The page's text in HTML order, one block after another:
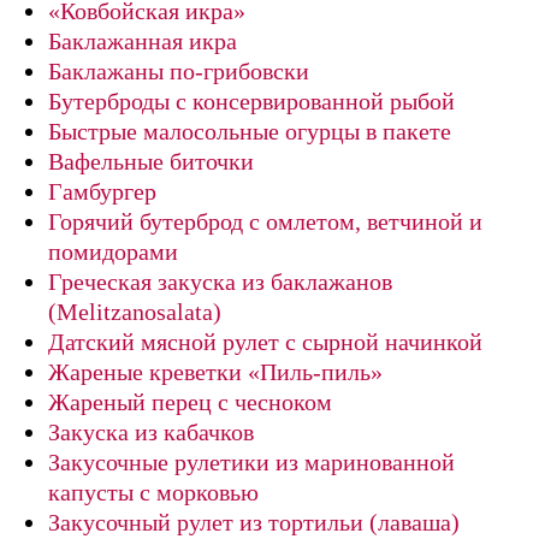
«Ковбойская икра»
Баклажанная икра
Баклажаны по-грибовски
Бутерброды с консервированной рыбой
Быстрые малосольные огурцы в пакете
Вафельные биточки
Гамбургер
Горячий бутерброд с омлетом, ветчиной и
помидорами
Греческая закуска из баклажанов
(Melitzanosalata)
Датский мясной рулет с сырной начинкой
Жареные креветки «Пиль-пиль»
Жареный перец с чесноком
Закуска из кабачков
Закусочные рулетики из маринованной
капусты с морковью
Закусочный рулет из тортильи (лаваша)